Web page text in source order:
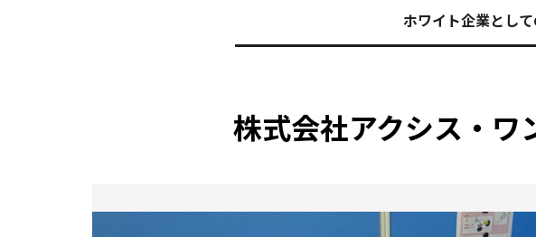
ホワイト企業とし
株式会社アクシス・